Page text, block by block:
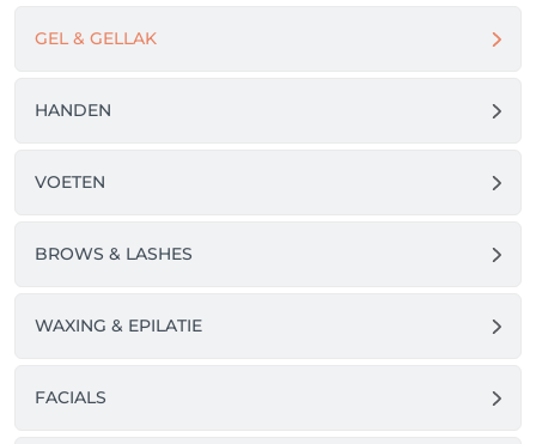
GEL & GELLAK
HANDEN
VOETEN
BROWS & LASHES
WAXING & EPILATIE
FACIALS